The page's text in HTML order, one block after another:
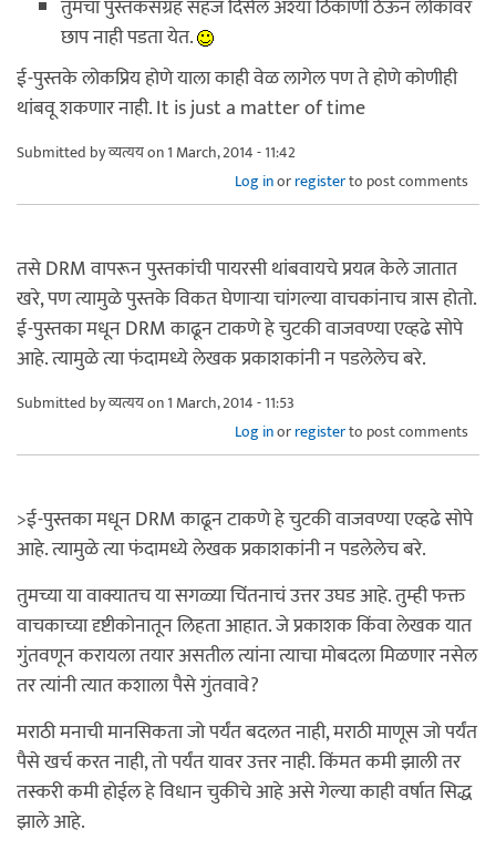
तुमचा पुस्तकसंग्रह सहज दिसेल अश्या ठिकाणी ठेऊन लोकांवर
छाप नाही पडता येत.
ई-पुस्तके लोकप्रिय होणे याला काही वेळ लागेल पण ते होणे कोणीही
थांबवू शकणार नाही. It is just a matter of time
Submitted byव्यत्ययon 1 March, 2014 - 11:42
Log inorregisterto post comments
तसे DRM वापरून पुस्तकांची पायरसी थांबवायचे प्रयत्न केले जातात
खरे, पण त्यामुळे पुस्तके विकत घेणाऱ्या चांगल्या वाचकांनाच त्रास होतो.
ई-पुस्तका मधून DRM काढून टाकणे हे चुटकी वाजवण्या एव्हढे सोपे
आहे. त्यामुळे त्या फंदामध्ये लेखक प्रकाशकांनी न पडलेलेच बरे.
Submitted byव्यत्ययon 1 March, 2014 - 11:53
Log inorregisterto post comments
>ई-पुस्तका मधून DRM काढून टाकणे हे चुटकी वाजवण्या एव्हढे सोपे
आहे. त्यामुळे त्या फंदामध्ये लेखक प्रकाशकांनी न पडलेलेच बरे.
तुमच्या या वाक्यातच या सगळ्या चिंतनाचं उत्तर उघड आहे. तुम्ही फक्त
वाचकाच्या दृष्टीकोनातून लिहता आहात. जे प्रकाशक किंवा लेखक यात
गुंतवणून करायला तयार असतील त्यांना त्याचा मोबदला मिळणार नसेल
तर त्यांनी त्यात कशाला पैसे गुंतवावे?
मराठी मनाची मानसिकता जो पर्यंत बदलत नाही, मराठी माणूस जो पर्यंत
पैसे खर्च करत नाही, तो पर्यंत यावर उत्तर नाही. किंमत कमी झाली तर
तस्करी कमी होईल हे विधान चुकीचे आहे असे गेल्या काही वर्षात सिद्ध
झाले आहे.